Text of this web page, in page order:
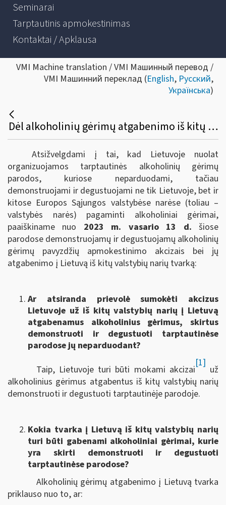
Seminarai
Tarptautinis apmokestinimas
Kontaktai / Apklausa
VMI Machine translation / VMI Машинный перевод /
VMI Машинний переклад (English, Русский,
Українська)
Dėl alkoholinių gėrimų atgabenimo iš kitų Europos sąjungos valstybių narių į tarptautines parodas Lietuvoje bei akcizų sumokėjimo
Atsižvelgdami į tai, kad Lietuvoje nuolat
organizuojamos tarptautinės alkoholinių gėrimų
parodos, kuriose neparduodami, tačiau
demonstruojami ir degustuojami ne tik Lietuvoje, bet ir
kitose Europos Sąjungos valstybėse narėse (toliau –
valstybės narės) pagaminti alkoholiniai gėrimai,
paaiškiname nuo 2023 m. vasario 13 d. šiose
parodose demonstruojamų ir degustuojamų alkoholinių
gėrimų pavyzdžių apmokestinimo akcizais bei jų
atgabenimo į Lietuvą iš kitų valstybių narių tvarką:
Ar atsiranda prievolė sumokėti akcizus
Lietuvoje už iš kitų valstybių narių į Lietuvą
atgabenamus alkoholinius gėrimus, skirtus
demonstruoti ir degustuoti tarptautinėse
parodose jų neparduodant?
Taip, Lietuvoje turi būti mokami akcizai
[1]
už
alkoholinius gėrimus atgabentus iš kitų valstybių narių
demonstruoti ir degustuoti tarptautinėje parodoje.
Kokia tvarka į Lietuvą iš kitų valstybių narių
turi būti gabenami alkoholiniai gėrimai, kurie
yra skirti demonstruoti ir degustuoti
tarptautinėse parodose?
Alkoholinių gėrimų atgabenimo į Lietuvą tvarka
priklauso nuo to, ar: